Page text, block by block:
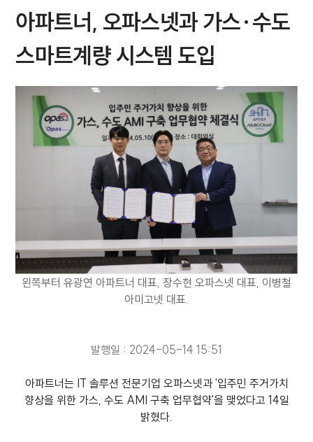
아파트너, 오파스넷과 가스·수도
스마트계량 시스템 도입
왼쪽부터 유광연 아파트너 대표, 장수현 오파스넷 대표, 이병철
아미고넷 대표.
발행일 : 2024-05-14 15:51
아파트너는 IT 솔루션 전문기업 오파스넷과 '입주민 주거가치
향상을 위한 가스, 수도 AMI 구축 업무협약'을 맺었다고 14일
밝혔다.